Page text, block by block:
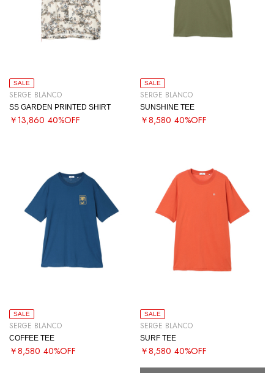
SALE
SERGE BLANCO
SS GARDEN PRINTED SHIRT
￥13,860 40%OFF
SALE
SERGE BLANCO
SUNSHINE TEE
￥8,580 40%OFF
SALE
SERGE BLANCO
COFFEE TEE
￥8,580 40%OFF
SALE
SERGE BLANCO
SURF TEE
￥8,580 40%OFF